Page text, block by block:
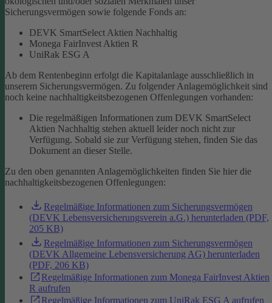
Sicherungsvermögen sowie folgende Fonds an:
DEVK SmartSelect Aktien Nachhaltig
Monega FairInvest Aktien R
UniRak ESG A
Ab dem Rentenbeginn erfolgt die Kapitalanlage ausschließlich in
unserem Sicherungsvermögen. Zu folgender Anlagemöglichkeit sind
noch keine nachhaltigkeitsbezogenen Offenlegungen vorhanden:
Die regelmäßigen Informationen zum DEVK SmartSelect
Aktien Nachhaltig stehen aktuell leider noch nicht zur
Verfügung. Sobald sie zur Verfügung stehen, finden Sie das
Dokument an dieser Stelle.
Zu den oben genannten Anlagemöglichkeiten finden Sie hier die
nachhaltigkeitsbezogenen Offenlegungen:
Regelmäßige Informationen zum Sicherungsvermögen
(DEVK Lebensversicherungsverein a.G.) herunterladen (PDF,
205 KB)
Regelmäßige Informationen zum Sicherungsvermögen
(DEVK Allgemeine Lebensversicherung AG) herunterladen
(PDF, 206 KB)
Regelmäßige Informationen zum Monega FairInvest Aktien
R aufrufen
Regelmäßige Informationen zum UniRak ESG A aufrufen